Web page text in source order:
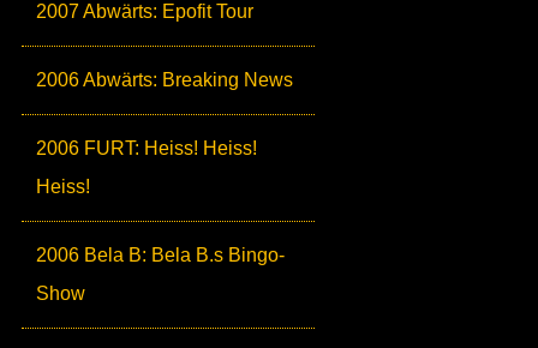
2007 Abwärts: Epofit Tour
2006 Abwärts: Breaking News
2006 FURT: Heiss! Heiss!
Heiss!
2006 Bela B: Bela B.s Bingo-
Show